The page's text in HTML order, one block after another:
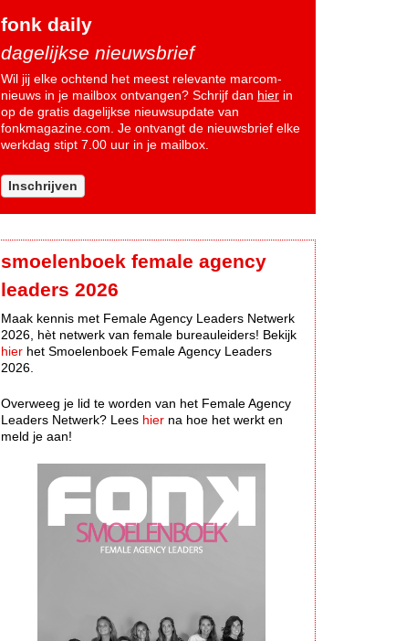
fonk daily
dagelijkse nieuwsbrief
Wil jij elke ochtend het meest relevante marcom-
nieuws in je mailbox ontvangen? Schrijf dan hier in
op de gratis dagelijkse nieuwsupdate van
fonkmagazine.com. Je ontvangt de nieuwsbrief elke
werkdag stipt 7.00 uur in je mailbox.
Inschrijven
smoelenboek female agency
leaders 2026
Maak kennis met Female Agency Leaders Netwerk
2026, hèt netwerk van female bureauleiders! Bekijk
hier het Smoelenboek Female Agency Leaders
2026.
Overweeg je lid te worden van het Female Agency
Leaders Netwerk? Lees hier na hoe het werkt en
meld je aan!